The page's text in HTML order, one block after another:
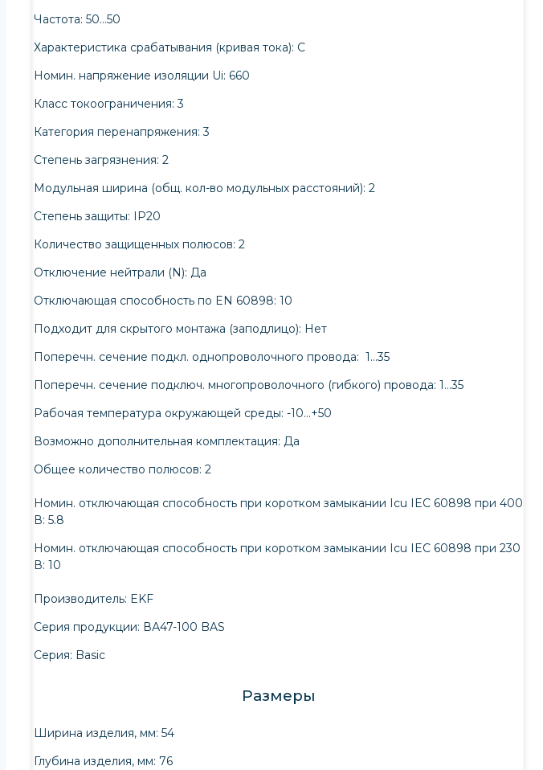
Частота: 50…50
Характеристика срабатывания (кривая тока): C
Номин. напряжение изоляции Ui: 660
Класс токоограничения: 3
Категория перенапряжения: 3
Степень загрязнения: 2
Модульная ширина (общ. кол-во модульных расстояний): 2
Степень защиты: IP20
Количество защищенных полюсов: 2
Отключение нейтрали (N): Да
Отключающая способность по EN 60898: 10
Подходит для скрытого монтажа (заподлицо): Нет
Поперечн. сечение подкл. однопроволочного провода: 1…35
Поперечн. сечение подключ. многопроволочного (гибкого) провода: 1…35
Рабочая температура окружающей среды: -10…+50
Возможно дополнительная комплектация: Да
Общее количество полюсов: 2
Номин. отключающая способность при коротком замыкании Icu IEC 60898 при 400
В: 5.8
Номин. отключающая способность при коротком замыкании Icu IEC 60898 при 230
В: 10
Производитель: EKF
Серия продукции: ВА47-100 BAS
Серия: Basic
Размеры
Ширина изделия, мм: 54
Глубина изделия, мм: 76